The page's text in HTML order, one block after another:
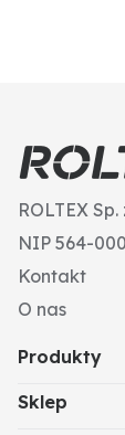
ROLTEX Sp.
NIP 564-
Kontakt
O nas
Produkty
Sklep